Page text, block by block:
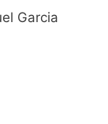
Garcia